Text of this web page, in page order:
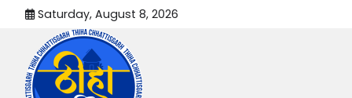
content
Saturday, August 8, 2026